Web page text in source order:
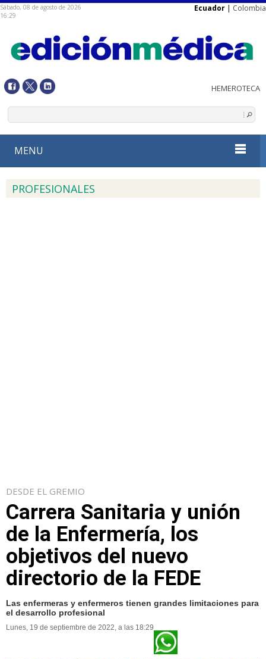
Sábado, 08 de agosto de 2026
16:29
Ecuador | Colombia
MENU
PROFESIONALES
DESDE EL GREMIO
Carrera Sanitaria y unión
de la Enfermería, los
objetivos del nuevo
directorio de la FEDE
Las enfermeras y enfermeros tienen grandes limitaciones para
el desarrollo profesional
Lunes, 19 de septiembre de 2022, a las 18:29